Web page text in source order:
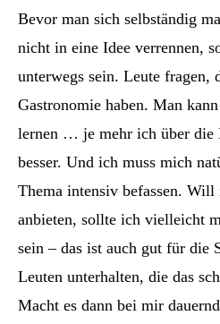
Bevor man sich selbständig
nicht in eine Idee verrennen,
unterwegs sein. Leute fragen,
Gastronomie haben. Man
lernen … je mehr ich über die
besser. Und ich muss mich
Thema intensiv befassen.
anbieten, sollte ich vielleicht
sein – das ist auch gut für die
Leuten unterhalten, die das
Macht es dann bei mir